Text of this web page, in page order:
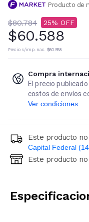
Producto de
$80.784 25
$60.588
Precio s/imp. nac. $60.588
Compra
El precio
costos de envíos
Ver condiciones
Este producto
Capital Federal
Ingresá código
Este producto